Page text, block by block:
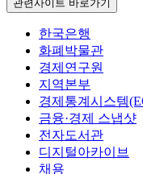
관련사이트 바로가기
한국은행
화폐박물관
경제연구원
지역본부
경제통계시스템
금융·경제 스냅샷
전자도서관
디지털아카이브
채용